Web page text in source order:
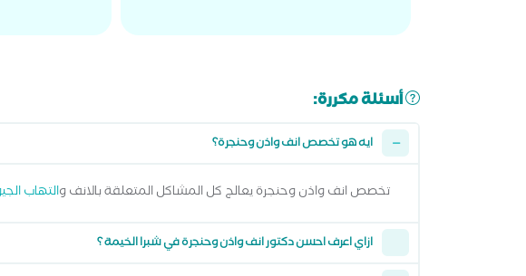
أسئلة مكررة:
ايه هو تخصص انف واذن وحنجرة؟
تخصص انف واذن وحنجرة يعالج كل المشاكل المتعلقة بالانف والتهاب
ازاي اعرف احسن دكتور انف واذن وحنجرة في شبرا الخيمة ؟